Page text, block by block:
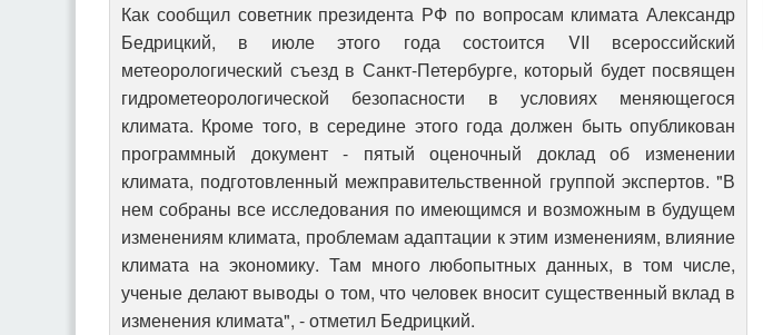
Как сообщил советник президента РФ по вопросам климата Александр
Бедрицкий, в июле этого года состоится VII всероссийский
метеорологический съезд в Санкт-Петербурге, который будет посвящен
гидрометеорологической безопасности в условиях меняющегося
климата. Кроме того, в середине этого года должен быть опубликован
программный документ - пятый оценочный доклад об изменении
климата, подготовленный межправительственной группой экспертов. "В
нем собраны все исследования по имеющимся и возможным в будущем
изменениям климата, проблемам адаптации к этим изменениям, влияние
климата на экономику. Там много любопытных данных, в том числе,
ученые делают выводы о том, что человек вносит существенный вклад в
изменения климата", - отметил Бедрицкий.